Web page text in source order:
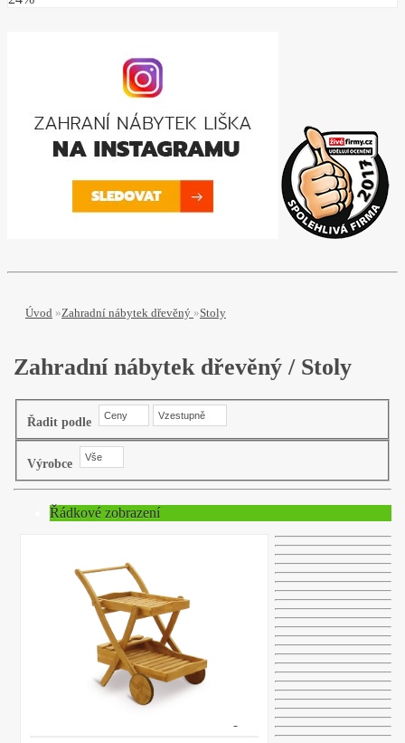
Úvod »Zahradní nábytek dřevěný »Stoly
Zahradní nábytek dřevěný / Stoly
Řadit podle Ceny Vzestupně
Výrobce Vše
Řádkové zobrazení